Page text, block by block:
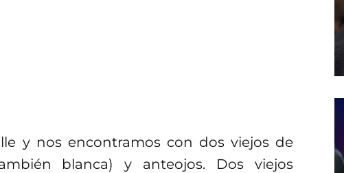
y nos encontramos con dos viejos de
blanca) y anteojos. Dos viejos